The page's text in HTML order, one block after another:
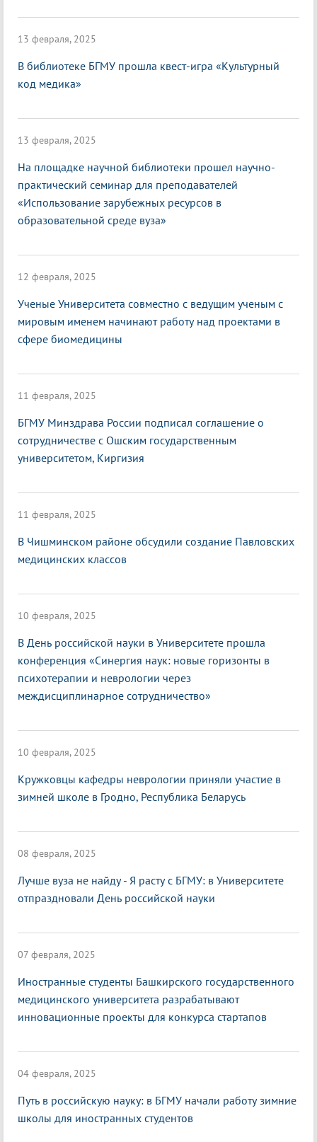
13 февраля, 2025
В библиотеке БГМУ прошла квест-игра «Культурный
код медика»
13 февраля, 2025
На площадке научной библиотеки прошел научно-
практический семинар для преподавателей
«Использование зарубежных ресурсов в
образовательной среде вуза»
12 февраля, 2025
Ученые Университета совместно с ведущим ученым с
мировым именем начинают работу над проектами в
сфере биомедицины
11 февраля, 2025
БГМУ Минздрава России подписал соглашение о
сотрудничестве с Ошским государственным
университетом, Киргизия
11 февраля, 2025
В Чишминском районе обсудили создание Павловских
медицинских классов
10 февраля, 2025
В День российской науки в Университете прошла
конференция «Синергия наук: новые горизонты в
психотерапии и неврологии через
междисциплинарное сотрудничество»
10 февраля, 2025
Кружковцы кафедры неврологии приняли участие в
зимней школе в Гродно, Республика Беларусь
08 февраля, 2025
Лучше вуза не найду - Я расту с БГМУ: в Университете
отпраздновали День российской науки
07 февраля, 2025
Иностранные студенты Башкирского государственного
медицинского университета разрабатывают
инновационные проекты для конкурса стартапов
04 февраля, 2025
Путь в российскую науку: в БГМУ начали работу зимние
школы для иностранных студентов